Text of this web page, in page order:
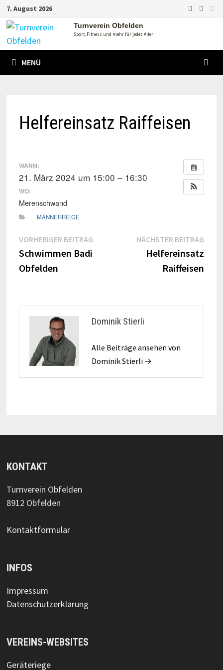
Zum
Inhalt
springen
7. August 2026
Turnverein Obfelden
Sport, Fitness und mehr für jedes Alter
MENÜ
Helfereinsatz Raiffeisen
WANN:
21. März 2024 um 15:00 – 16:30
WO:
Merenschwand
MÄNNERRIEGE
Beitragsnavigation
VORHERIGER BEITRAGVorheriger
Schwimmen Badi
Obfelden
NÄCHSTER BEITRAG
Helfereinsatz
Raiffeisen
Dominik Stierli
Alle Beiträge ansehen von
Dominik Stierli →
KONTAKT
Turnverein Obfelden
8912 Obfelden
Kontaktformular
INFOS
Impressum
Datenschutzerklärung
VEREINS-WEBSITES
Geräteriege